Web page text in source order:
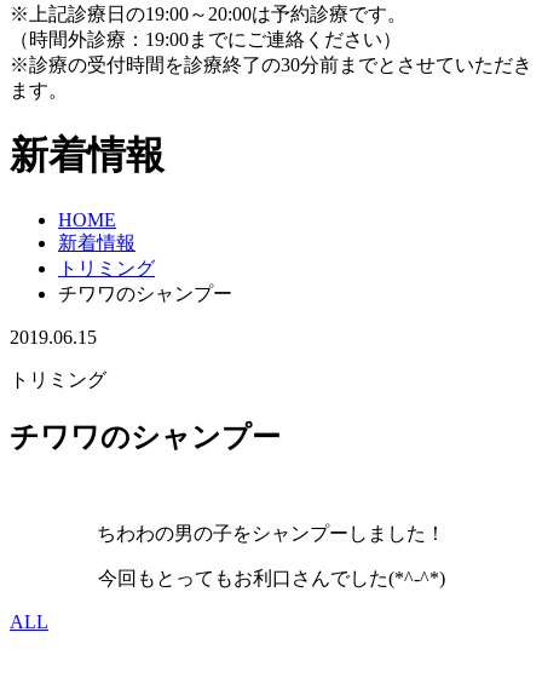
※上記診療日の19:00～20:00は予約診療です。
（時間外診療：19:00までにご連絡ください）
※診療の受付時間を診療終了の30分前までとさせていただき
ます。
新着情報
HOME
新着情報
トリミング
チワワのシャンプー
2019.06.15
トリミング
チワワのシャンプー
ちわわの男の子をシャンプーしました！
今回もとってもお利口さんでした(*^-^*)
ALL